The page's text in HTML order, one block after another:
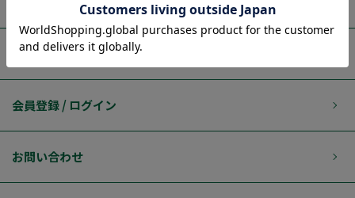
はるやまブランド
店舗検索
会員登録 / ログイン
お問い合わせ